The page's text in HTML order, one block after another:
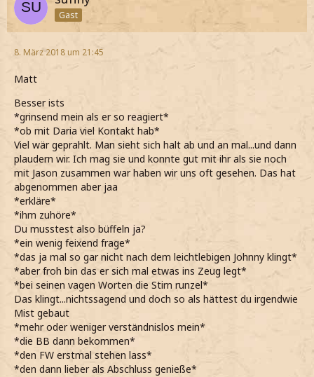
Gast
8. März 2018 um 21:45
Matt
Besser ists
*grinsend mein als er so reagiert*
*ob mit Daria viel Kontakt hab*
Viel wär geprahlt. Man sieht sich halt ab und an mal...und dann
plaudern wir. Ich mag sie und konnte gut mit ihr als sie noch
mit Jason zusammen war haben wir uns oft gesehen. Das hat
abgenommen aber jaa
*erkläre*
*ihm zuhöre*
Du musstest also büffeln ja?
*ein wenig feixend frage*
*das ja mal so gar nicht nach dem leichtlebigen Johnny klingt*
*aber froh bin das er sich mal etwas ins Zeug legt*
*bei seinen vagen Worten die Stirn runzel*
Das klingt...nichtssagend und doch so als hättest du irgendwie
Mist gebaut
*mehr oder weniger verständnislos mein*
*die BB dann bekommen*
*den FW erstmal stehen lass*
*den dann lieber als Abschluss genieße*